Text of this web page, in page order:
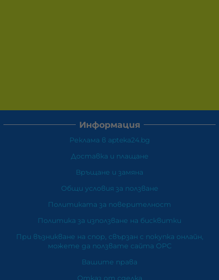
Информация
Реклама в apteka24.bg
Доставка и плащане
Връщане и замяна
Общи условия за ползване
Политиката за поверителност
Политика за използване на бисквитки
При възникване на спор, свързан с покупка онлайн,
можете да ползвате сайта ОРС
Вашите права
Отказ от сделка